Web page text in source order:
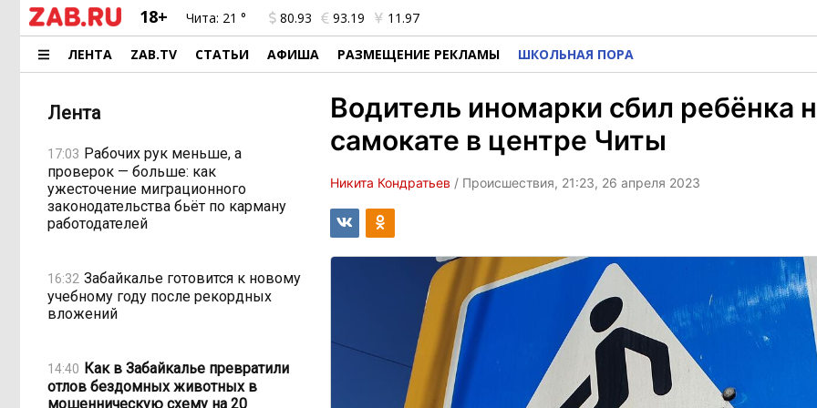
18+ Чита: 21 ° 80.93 93.19 11.97
ЛЕНТА ZAB.TV СТАТЬИ АФИША РАЗМЕЩЕНИЕ РЕКЛАМЫ ШКОЛЬНАЯ ПОРА
Лента
17:03 Рабочих рук меньше, а
проверок — больше: как
ужесточение миграционного
законодательства бьёт по карману
работодателей
16:32 Забайкалье готовится к новому
учебному году после рекордных
вложений
14:40 Как в Забайкалье превратили
отлов бездомных животных в
мошенническую схему на 20
Водитель иномарки сбил ребёнка
самокате в центре Читы
Никита Кондратьев / Происшествия, 21:23, 26 апреля 2023